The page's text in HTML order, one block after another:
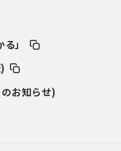
ュージーランドのフレア（閃
」
お知らせ)